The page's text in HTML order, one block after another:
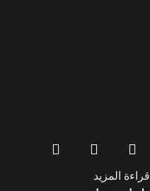
قراءة المزيد